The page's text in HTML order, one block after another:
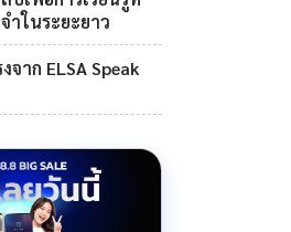
ำในระยะยาว
จาก ELSA Speak